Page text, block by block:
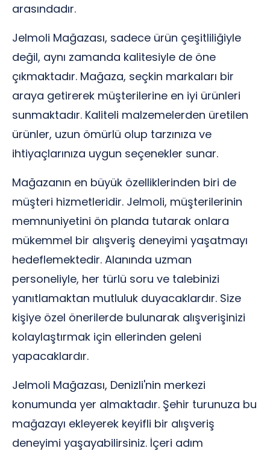
arasındadır.
Jelmoli Mağazası, sadece ürün çeşitliliğiyle
değil, aynı zamanda kalitesiyle de öne
çıkmaktadır. Mağaza, seçkin markaları bir
araya getirerek müşterilerine en iyi ürünleri
sunmaktadır. Kaliteli malzemelerden üretilen
ürünler, uzun ömürlü olup tarzınıza ve
ihtiyaçlarınıza uygun seçenekler sunar.
Mağazanın en büyük özelliklerinden biri de
müşteri hizmetleridir. Jelmoli, müşterilerinin
memnuniyetini ön planda tutarak onlara
mükemmel bir alışveriş deneyimi yaşatmayı
hedeflemektedir. Alanında uzman
personeliyle, her türlü soru ve talebinizi
yanıtlamaktan mutluluk duyacaklardır. Size
kişiye özel önerilerde bulunarak alışverişinizi
kolaylaştırmak için ellerinden geleni
yapacaklardır.
Jelmoli Mağazası, Denizli'nin merkezi
konumunda yer almaktadır. Şehir turunuza bu
mağazayı ekleyerek keyifli bir alışveriş
deneyimi yaşayabilirsiniz. İçeri adım